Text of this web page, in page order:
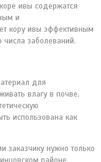
ивы содержатся
и
кору ивы эффективным
заболеваний.
для
влагу в почве,
использована как
заказчику нужно только
районе,